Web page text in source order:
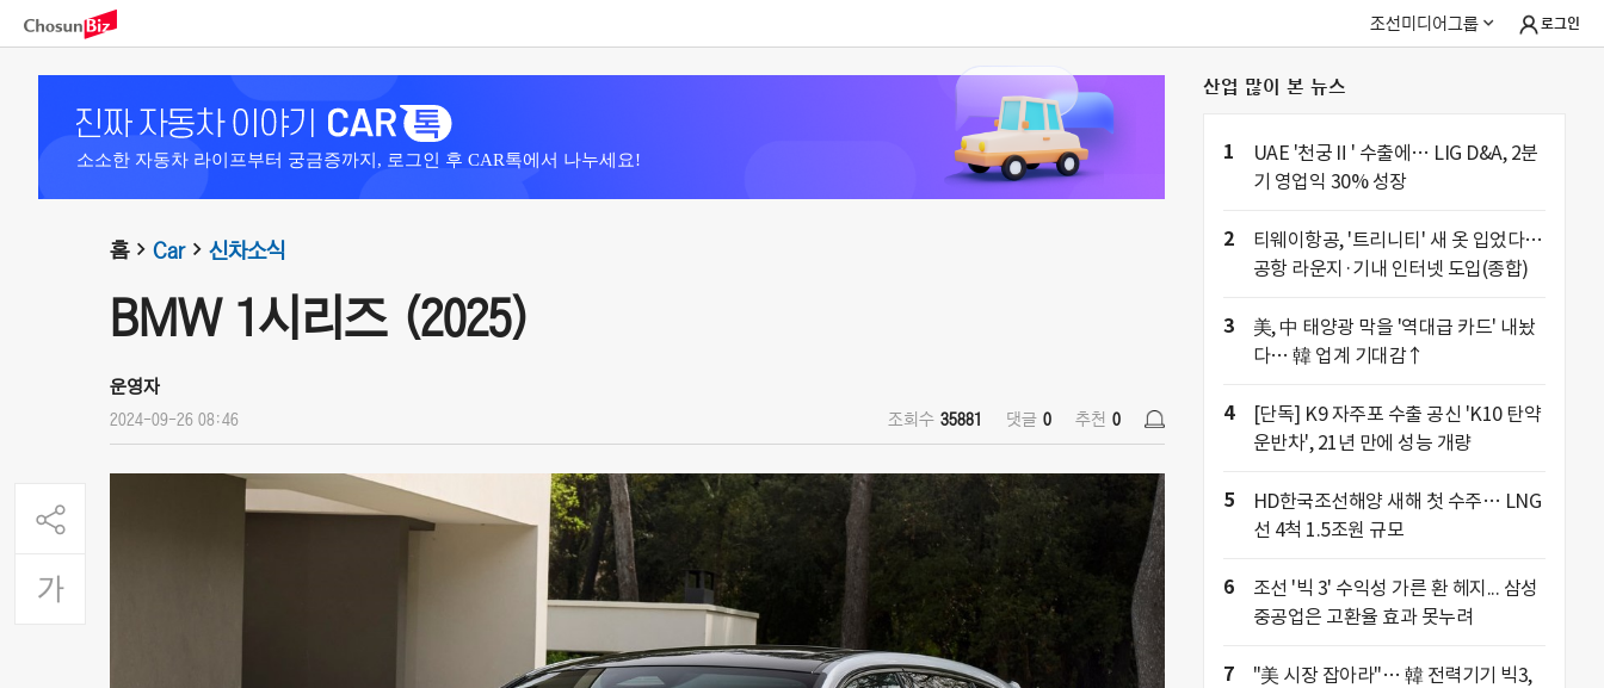
조선미디어그룹 로그인
소소한 자동차 라이프부터 궁금증까지, 로그인 후 CAR톡에서 나누세요!
홈 Car 신차소식
BMW 1시리즈 (2025)
운영자
2024-09-26 08:46 조회수 35881 댓글 0 추천 0
산업 많이 본 뉴스